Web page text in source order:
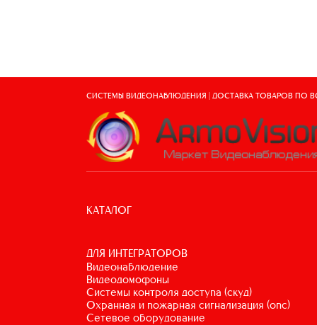
СИСТЕМЫ ВИДЕОНАБЛЮДЕНИЯ | ДОСТАВКА ТОВАРОВ ПО
КАТАЛОГ
ДЛЯ ИНТЕГРАТОРОВ
видеонаблюдение
видеодомофоны
системы контроля доступа (скуд)
охранная и пожарная сигнализация (опс)
сетевое оборудование